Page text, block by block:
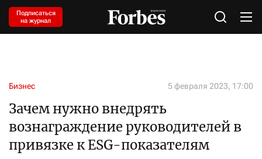
Подписаться
на журнал
Бизнес 5 февраля 2023, 17:00
Зачем нужно внедрять
вознаграждение руководителей в
привязке к ESG-показателям